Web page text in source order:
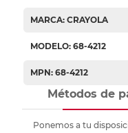
MARCA: CRAYOLA
MODELO: 68-4212
MPN: 68-4212
Métodos de
Ponemos a tu